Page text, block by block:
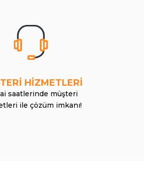
HİZMETLERİ
saatlerinde müşteri
ile çözüm imkanı!